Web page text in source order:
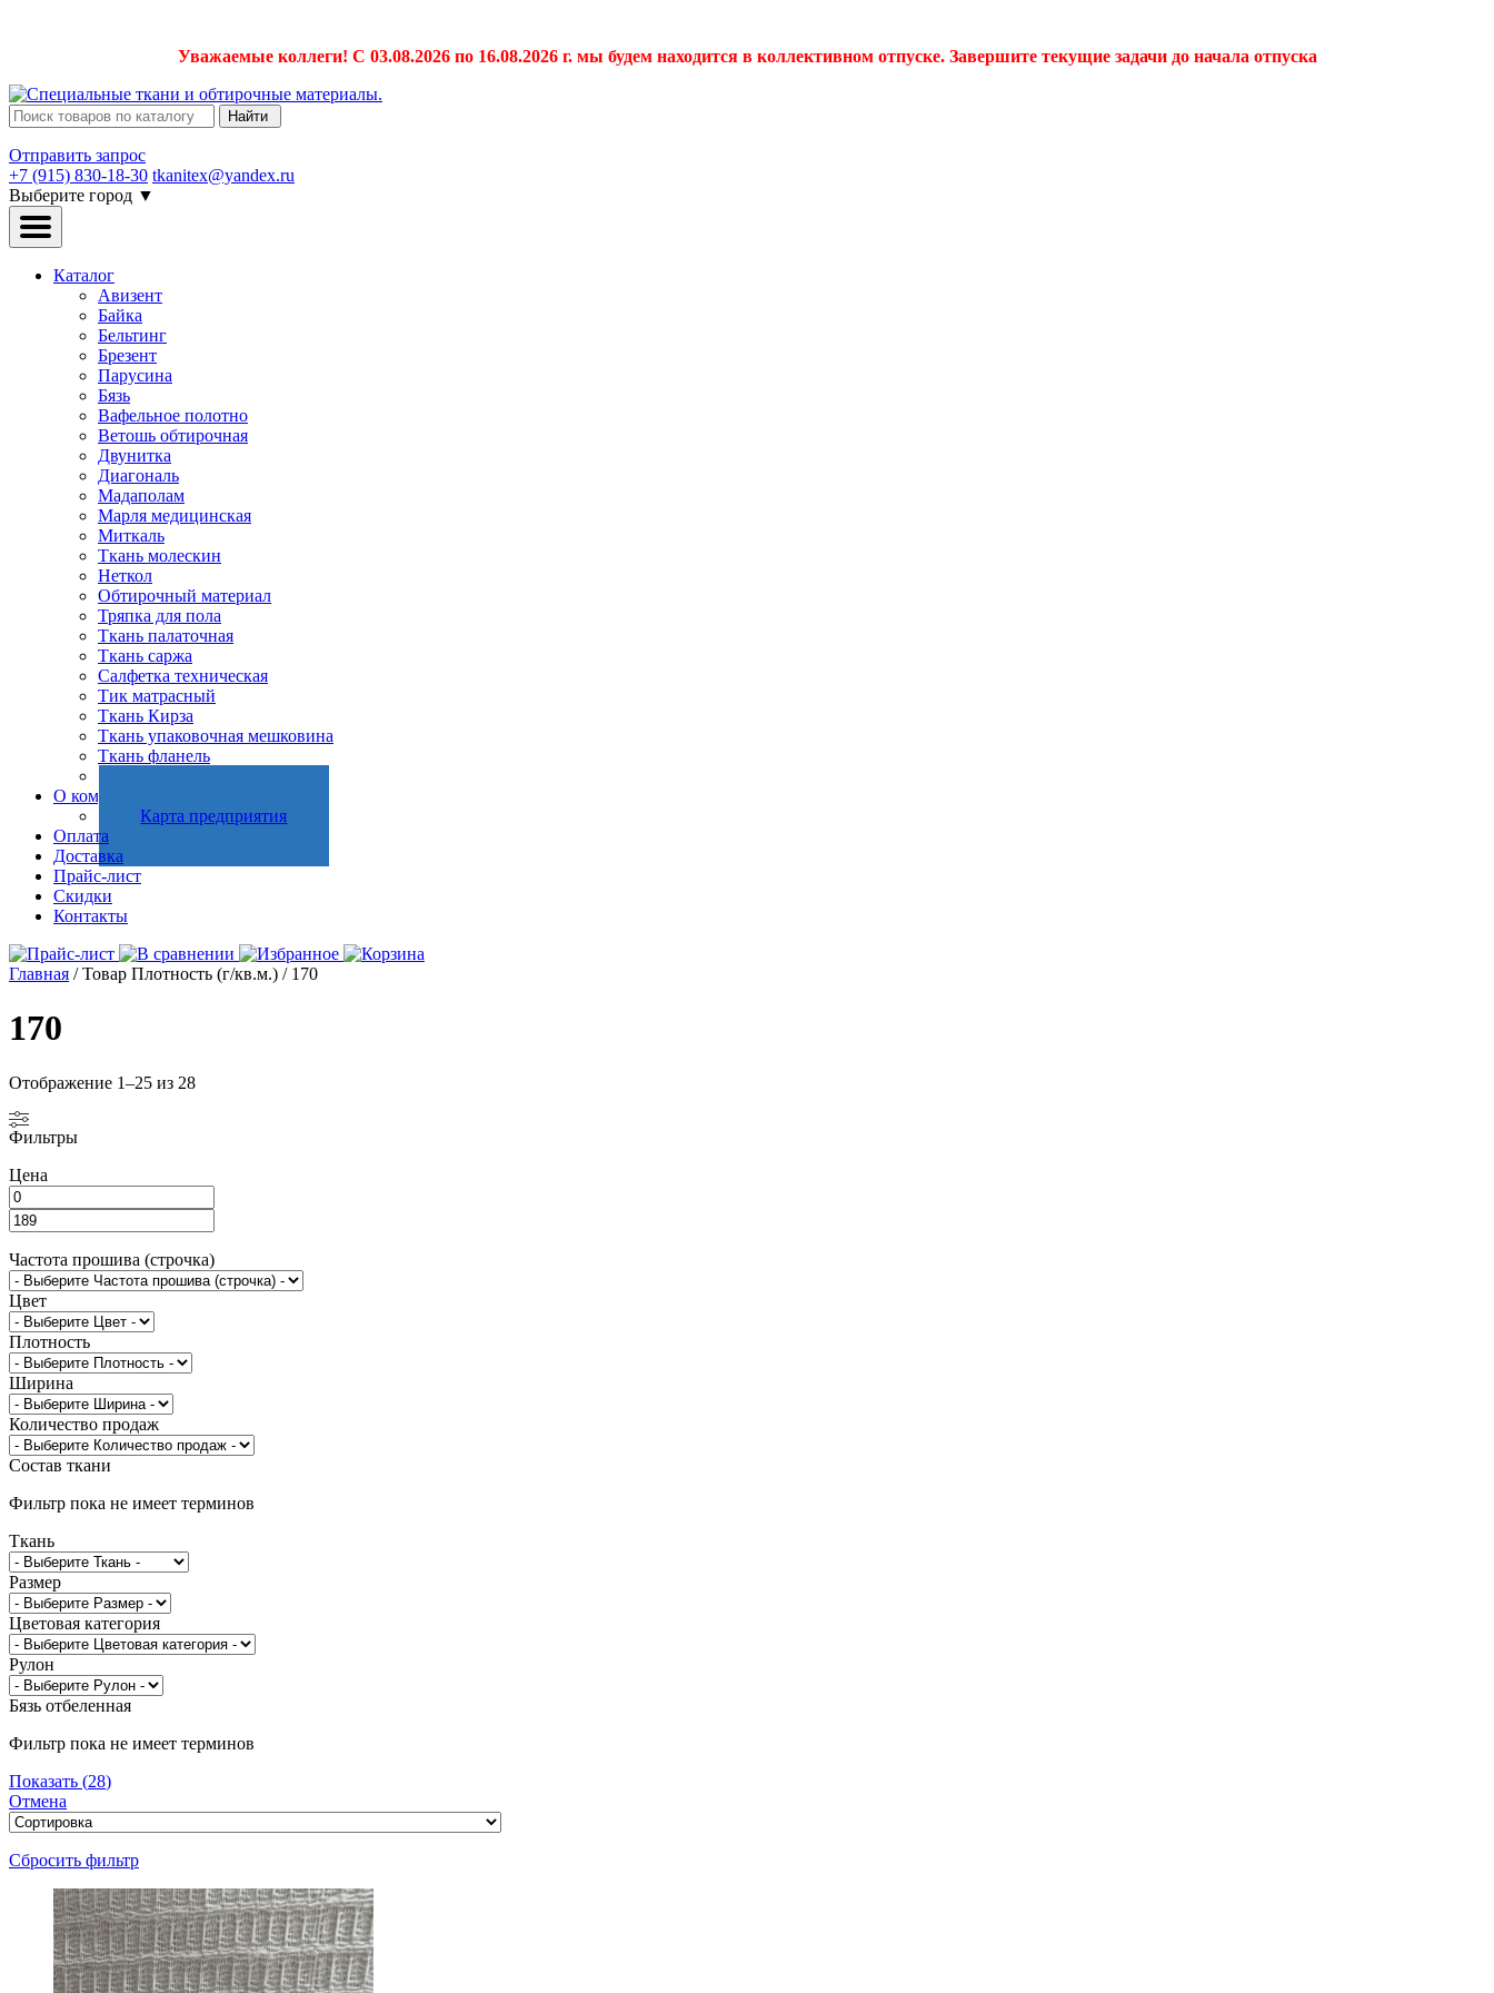
Уважаемые коллеги! С 03.08.2026 по 16.08.2026 г. мы будем находится в коллективном отпуске. Завершите текущие задачи до начала отпуска
Найти
Отправить запрос
+7 (915) 830-18-30 tkanitex@yandex.ru
Выберите город ▼
Каталог
Авизент
Байка
Бельтинг
Брезент
Парусина
Бязь
Вафельное полотно
Ветошь обтирочная
Двунитка
Диагональ
Мадаполам
Марля медицинская
Миткаль
Ткань молескин
Неткол
Обтирочный материал
Тряпка для пола
Ткань палаточная
Ткань саржа
Салфетка техническая
Тик матрасный
Ткань Кирза
Ткань упаковочная мешковина
Ткань фланель
О компании
Карта предприятия
Оплата
Доставка
Прайс-лист
Скидки
Контакты
Главная / Товар Плотность (г/кв.м.) / 170
170
Отображение 1–25 из 28
Фильтры
Цена
Частота прошива (строчка)
Цвет
Плотность
Ширина
Количество продаж
Состав ткани
Фильтр пока не имеет терминов
Ткань
Размер
Цветовая категория
Рулон
Бязь отбеленная
Фильтр пока не имеет терминов
Показать (28)
Отмена
Сбросить фильтр